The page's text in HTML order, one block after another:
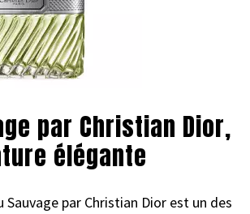
par Christian Dior,
élégante
Sauvage par Christian Dior est un des